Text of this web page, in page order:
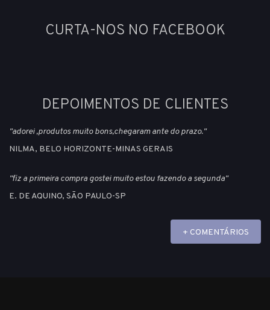
CURTA-NOS NO FACEBOOK
DEPOIMENTOS DE CLIENTES
"adorei ,produtos muito bons,chegaram ante do prazo."
NILMA, BELO HORIZONTE-MINAS GERAIS
"fiz a primeira compra gostei muito estou fazendo a segunda"
E. DE AQUINO, SÃO PAULO-SP
+ COMENTÁRIOS